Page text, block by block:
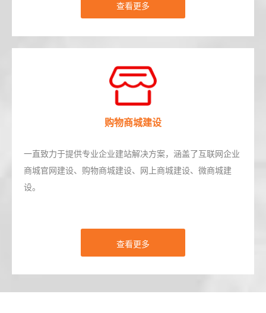
查看更多
购物商城建设
一直致力于提供专业企业建站解决方案，涵盖了互联网企业
商城官网建设、购物商城建设、网上商城建设、微商城建
设。
查看更多